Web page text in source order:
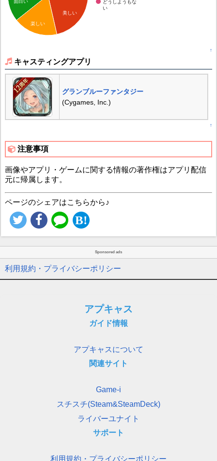
どうしようもな
い
美しい
面白い
楽しい
↑
キャスティングアプリ
グランブルーファンタジー
(Cygames, Inc.)
↑
注意事項
画像やアプリ・ゲームに関する情報の著作権はアプリ配信
元に帰属します。
ページのシェアはこちらから♪
Sponsored ads
利用規約・プライバシーポリシー
アプキャス
ガイド情報
アプキャスについて
関連サイト
Game-i
スチスチ(Steam&SteamDeck)
ライバーユナイト
サポート
利用規約・プライバシーポリシー